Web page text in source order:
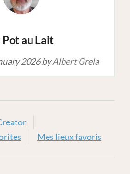
Pot au Lait
2026byAlbert Grela
Mes lieux favoris